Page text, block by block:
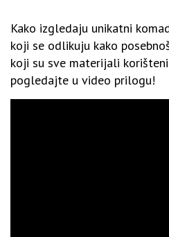
Kako izgledaju unikatni
koji se odlikuju kako
koji su sve materijali
pogledajte u video prilogu!